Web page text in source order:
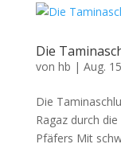
Die
von hb | Aug.
Die
Ragaz durch
Pfäfers Mit